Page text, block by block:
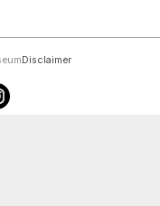
Disclaimer